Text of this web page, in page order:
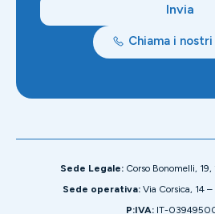
Invia
Chiama i
Sede Legale: Corso Bonomelli,
Sede operativa:Via Corsica, 14
P:IVA:IT-